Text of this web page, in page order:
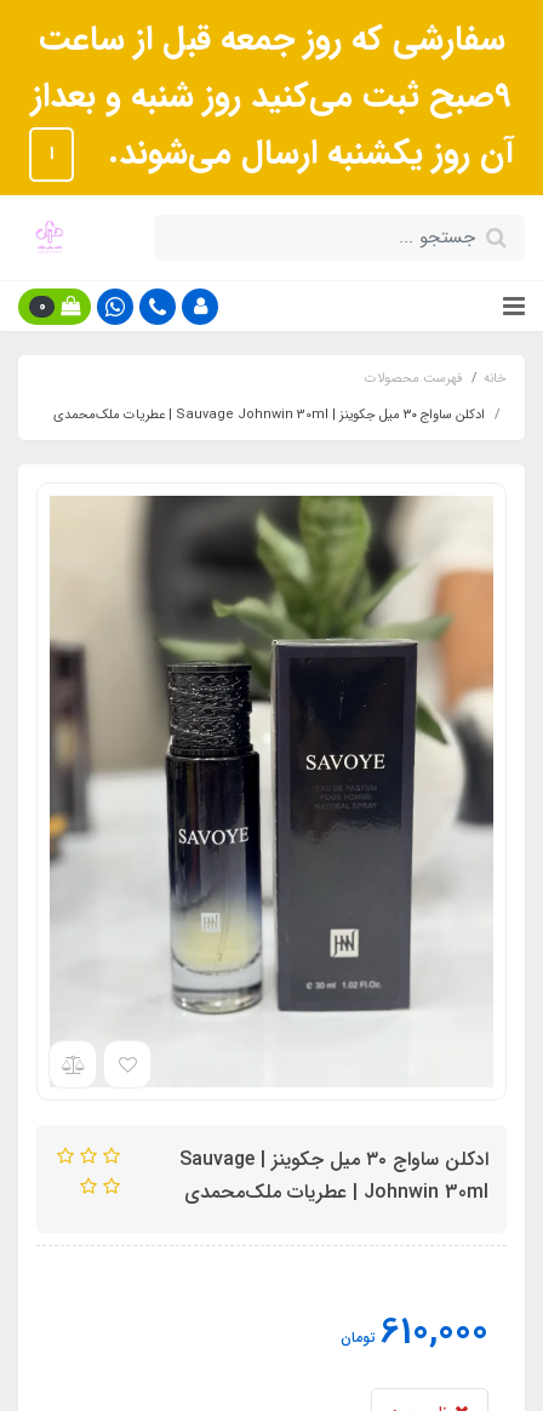
سفارشی که روز جمعه قبل از ساعت
9صبح ثبت می‌کنید روز شنبه و بعداز
آن روز یکشنبه ارسال می‌شوند.
ا
0
خانه
فهرست محصولات
ادکلن ساواج ۳۰ میل جکوینز | Sauvage Johnwin 30ml | عطریات ملک‌محمدی
ادکلن ساواج ۳۰ میل جکوینز | Sauvage
Johnwin 30ml | عطریات ملک‌محمدی
610,000 تومان